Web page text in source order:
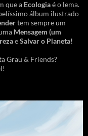
que a Ecologiaé o lema.
álbum ilustrado
tem sempre um
Mensagem (um
eSalvar o Planeta!
Grau & Friends?